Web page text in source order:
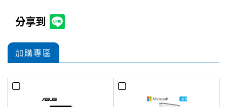
分享到
加購專區